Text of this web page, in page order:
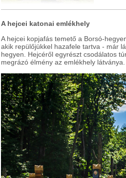
A hejcei katonai emlékhely
A hejcei kopjafás temető a Borsó-
akik repülőjükkel hazafele tartva - már
hegyen. Hejcéről egyrészt csodálatos
megrázó élmény az emlékhely látványa.